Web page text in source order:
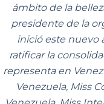
ámbito de la
presidente de la
inició este nuevo
ratificar la
representa en
Venezuela, Miss